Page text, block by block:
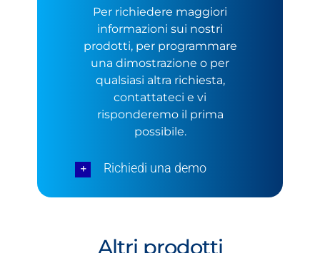
Per richiedere maggiori
informazioni sui nostri
prodotti, per programmare
una dimostrazione o per
qualsiasi altra richiesta,
contattateci e vi
risponderemo il prima
possibile.
Richiedi una demo
Altri prodotti